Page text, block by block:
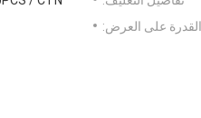
القدرة على العرض: